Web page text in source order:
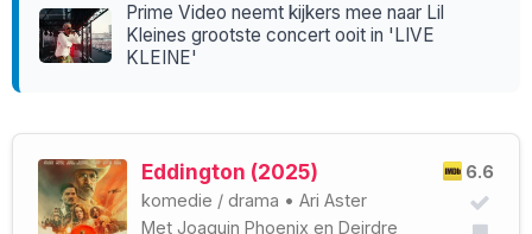
Prime Video neemt kijkers mee naar Lil
Kleines grootste concert ooit in 'LIVE
KLEINE'
6.6
Eddington (2025)
komedie / drama • Ari Aster
Met Joaquin Phoenix en Deirdre